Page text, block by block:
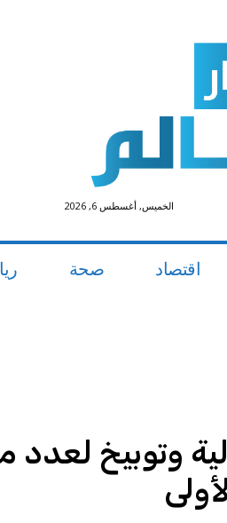
الخميس, أغسطس 6, 2026
اقتصاد صحة
وتوبيخ لعدد